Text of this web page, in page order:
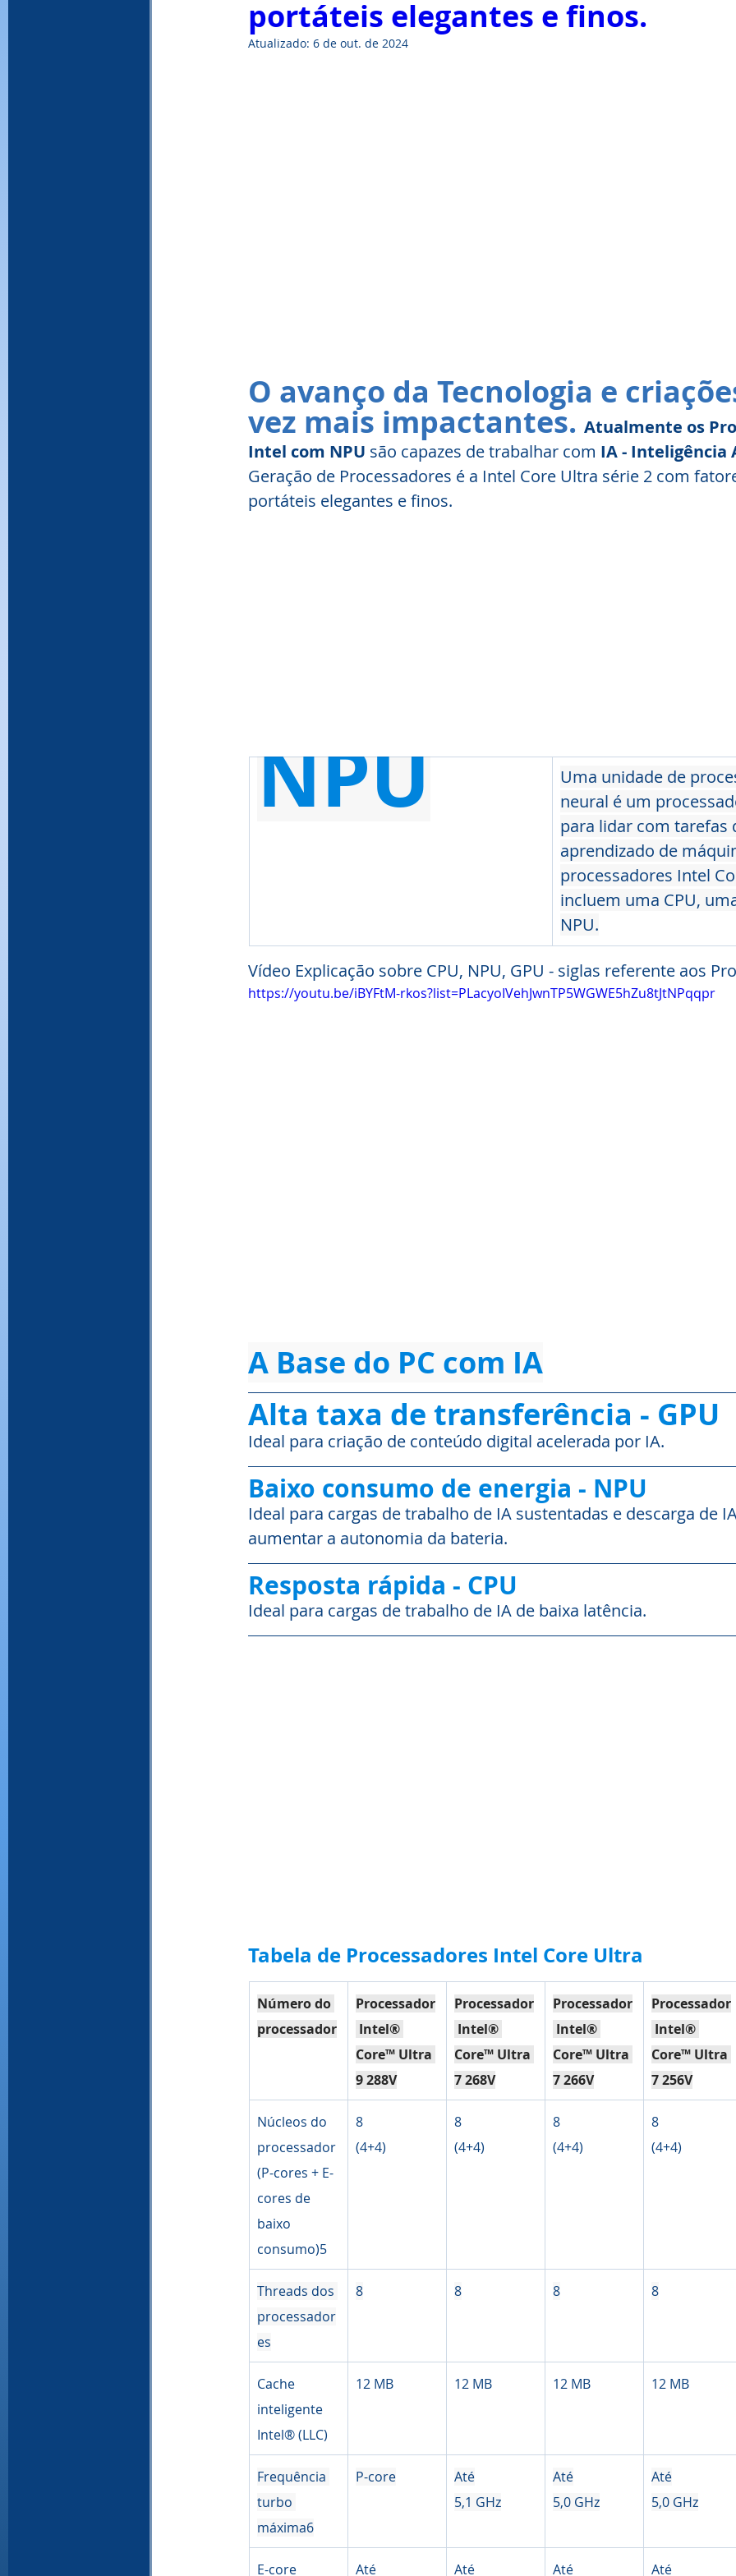
WinRAR, download WinRAR, baixar Win
portáteis elegantes e finos.
Atualizado: 6 de out. de 2024
O avanço da Tecnologia e
vez mais impactantes. Atualmente os
Intel com NPU são capazes de trabalhar com IA -
Geração de Processadores é a Intel Core Ultra série 2 com
portáteis elegantes e finos.
NPU
Uma unidade de
neural é um
para lidar com tarefas
aprendizado de
processadores Intel
incluem uma CPU,
NPU.
Vídeo Explicação sobre CPU, NPU, GPU - siglas referente aos
https://youtu.be/iBYFtM-rkos?list=PLacyoIVehJwnTP5WGWE5hZu8tJtNPqqpr
A Base do PC com IA
Alta taxa de transferência - GPU
Ideal para criação de conteúdo digital acelerada por IA.
Baixo consumo de energia - NPU
Ideal para cargas de trabalho de IA sustentadas e descarga de
aumentar a autonomia da bateria.
Resposta rápida - CPU
Ideal para cargas de trabalho de IA de baixa latência.
Tabela de Processadores Intel Core Ultra
Número do
processador
Processador
Intel®
Core™ Ultra
9 288V
Processador
Intel®
Core™ Ultra
7 268V
Processador
Intel®
Core™ Ultra
7 266V
Processador
Intel®
Core™ Ultra
7 256V
Núcleos do
processador
(P-cores + E-
cores de
baixo
consumo)5
8
(4+4)
8
(4+4)
8
(4+4)
8
(4+4)
Threads dos
processador
es
8 8 8 8
Cache
inteligente
Intel® (LLC)
12 MB 12 MB 12 MB 12 MB
Frequência
turbo
máxima6
P-core
Até
5,1 GHz
Até
5,0 GHz
Até
5,0 GHz
E-core Até Até Até Até